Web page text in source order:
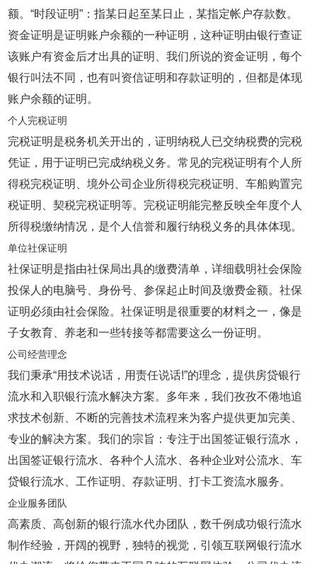
额。“时段证明”：指某日起至某日止，某指定帐户存款数。
资金证明是证明账户余额的一种证明，这种证明由银行查证
该账户有资金后才出具的证明、我们所说的资金证明，每个
银行叫法不同，也有叫资信证明和存款证明的，但都是体现
账户余额的证明。
个人完税证明
完税证明是税务机关开出的，证明纳税人已交纳税费的完税
凭证，用于证明已完成纳税义务。常见的完税证明有个人所
得税完税证明、境外公司企业所得税完税证明、车船购置完
税证明、契税完税证明等。完税证明能完整反映全年度个人
所得税缴纳情况，是个人信誉和履行纳税义务的具体体现。
单位社保证明
社保证明是指由社保局出具的缴费清单，详细载明社会保险
投保人的电脑号、身份号、参保起止时间及缴费金额。社保
证明必须由社会保险。社保证明是很重要的材料之一，像是
子女教育、养老和一些转接等都需要这么一份证明。
公司经营理念
我们秉承“用技术说话，用责任说话!”的理念，提供房贷银行
流水和入职银行流水解决方案。多年来，我们孜孜不倦地追
求技术创新、不断的完善技术流程来为客户提供更加完美、
专业的解决方案。我们的宗旨：专注于出国签证银行流水，
出国签证银行流水、各种个人流水、各种企业对公流水、车
贷银行流水、工作证明、存款证明、打卡工资流水服务。
企业服务团队
高素质、高创新的银行流水代办团队，数千例成功银行流水
制作经验，开阔的视野，独特的视觉，引领互联网银行流水